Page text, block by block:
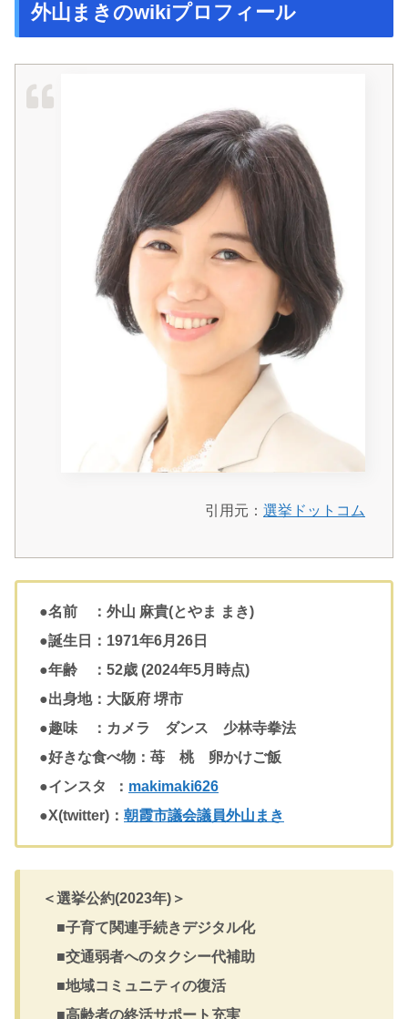
外山まきのwikiプロフィール
引用元： 選挙ドットコム
●名前 ：外山 麻貴(とやま まき)
●誕生日：1971年6月26日
●年齢 ：52歳 (2024年5月時点)
●出身地：大阪府 堺市
●趣味 ：カメラ ダンス 少林寺拳法
●好きな食べ物：苺 桃 卵かけご飯
●インスタ ： makimaki626
●X(twitter)： 朝霞市議会議員外山まき
＜選挙公約(2023年)＞
■子育て関連手続きデジタル化
■交通弱者へのタクシー代補助
■地域コミュニティの復活
■高齢者の終活サポート充実